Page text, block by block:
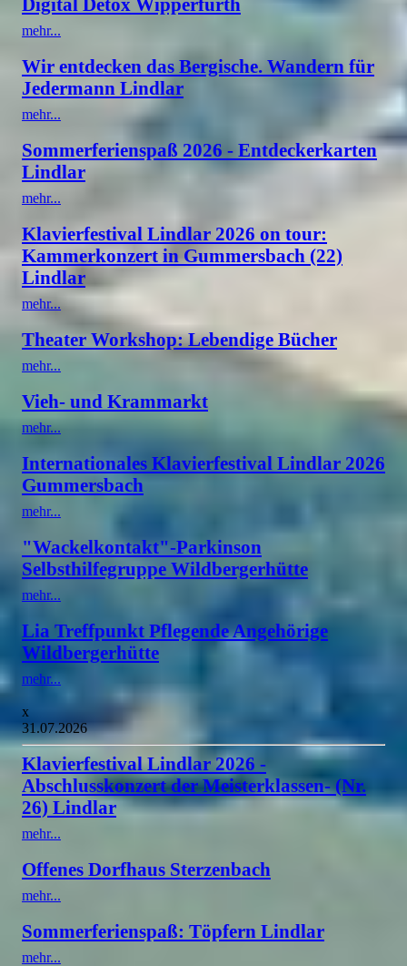
mehr...
Wir entdecken das Bergische. Wandern für
Jedermann Lindlar
mehr...
Sommerferienspaß 2026 - Entdeckerkarten
Lindlar
mehr...
Klavierfestival Lindlar 2026 on tour:
Kammerkonzert in Gummersbach (22)
Lindlar
mehr...
Theater Workshop: Lebendige Bücher
mehr...
Vieh- und Krammarkt
mehr...
Internationales Klavierfestival Lindlar 2026
Gummersbach
mehr...
"Wackelkontakt"-Parkinson
Selbsthilfegruppe Wildbergerhütte
mehr...
Lia Treffpunkt Pflegende Angehörige
Wildbergerhütte
mehr...
x
31.07.2026
Klavierfestival Lindlar 2026 -
Abschlusskonzert der Meisterklassen- (Nr.
26) Lindlar
mehr...
Offenes Dorfhaus Sterzenbach
mehr...
Sommerferienspaß: Töpfern Lindlar
mehr...